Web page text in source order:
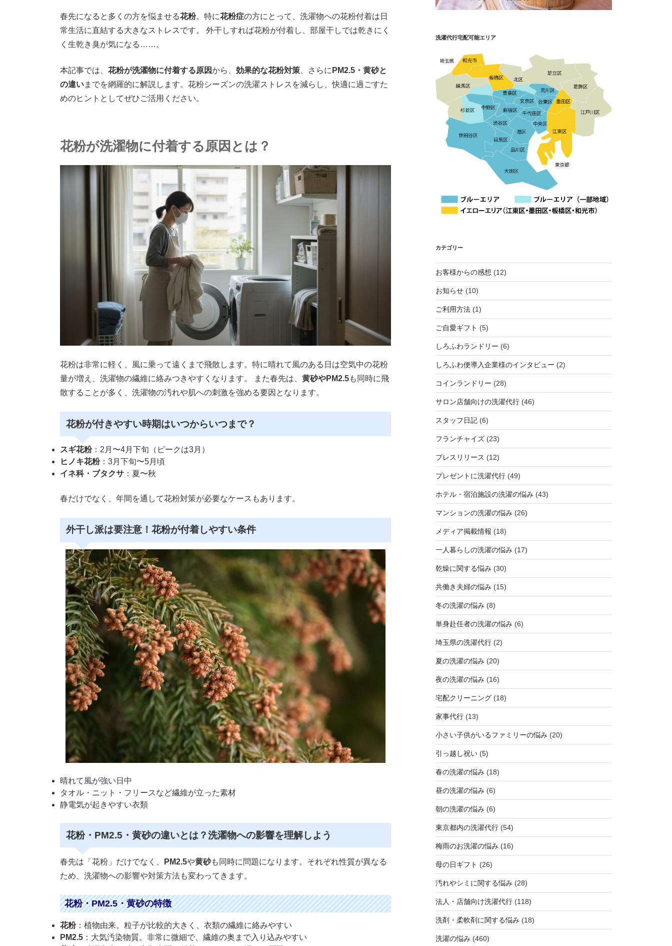
春先になると多くの方を悩ませる花粉。特に花粉症の方にとって、洗濯物への花粉付着は日
常生活に直結する大きなストレスです。 外干しすれば花粉が付着し、部屋干しでは乾きにく
く生乾き臭が気になる……。
本記事では、 花粉が洗濯物に付着する原因から、 効果的な花粉対策、さらに PM2.5・黄砂と
の違いまでを網羅的に解説します。花粉シーズンの洗濯ストレスを減らし、快適に過ごすた
めのヒントとしてぜひご活用ください。
花粉が洗濯物に付着する原因とは？
花粉は非常に軽く、風に乗って遠くまで飛散します。特に晴れて風のある日は空気中の花粉
量が増え、洗濯物の繊維に絡みつきやすくなります。 また春先は、 黄砂やPM2.5も同時に飛
散することが多く、洗濯物の汚れや肌への刺激を強める要因となります。
花粉が付きやすい時期はいつからいつまで？
スギ花粉：2月〜4月下旬（ピークは3月）
ヒノキ花粉：3月下旬〜5月頃
イネ科・ブタクサ ：夏〜秋
春だけでなく、年間を通して花粉対策が必要なケースもあります。
外干し派は要注意！花粉が付着しやすい条件
晴れて風が強い日中
タオル・ニット・フリースなど繊維が立った素材
静電気が起きやすい衣類
花粉・PM2.5・黄砂の違いとは？洗濯物への影響を理解しよう
春先は「花粉」だけでなく、 PM2.5や黄砂も同時に問題になります。それぞれ性質が異なる
ため、洗濯物への影響や対策方法も変わってきます。
花粉・PM2.5・黄砂の特徴
花粉：植物由来。粒子が比較的大きく、衣類の繊維に絡みやすい
PM2.5 ：大気汚染物質。非常に微細で、繊維の奥まで入り込みやすい
洗濯代行宅配可能エリア
カテゴリー
お客様からの感想 (12)
お知らせ(10)
ご利用方法(1)
ご自愛ギフト (5)
しろふわランドリー (6)
しろふわ便導入企業様のインタビュー (2)
コインランドリー (28)
サロン店舗向けの洗濯代行(46)
スタッフ日記(6)
フランチャイズ(23)
プレスリリース (12)
プレゼントに洗濯代行(49)
ホテル・宿泊施設の洗濯の悩み (43)
マンションの洗濯の悩み (26)
メディア掲載情報 (18)
一人暮らしの洗濯の悩み (17)
乾燥に関する悩み (30)
共働き夫婦の悩み (15)
冬の洗濯の悩み (8)
単身赴任者の洗濯の悩み (6)
埼玉県の洗濯代行(2)
夏の洗濯の悩み (20)
夜の洗濯の悩み (16)
宅配クリーニング(18)
家事代行(13)
小さい子供がいるファミリーの悩み (20)
引っ越し祝い(5)
春の洗濯の悩み (18)
昼の洗濯の悩み (6)
朝の洗濯の悩み (6)
東京都内の洗濯代行(54)
梅雨のお洗濯の悩み (16)
母の日ギフト (26)
汚れやシミに関する悩み (28)
法人・店舗向け洗濯代行(118)
洗剤・柔軟剤に関する悩み (18)
洗濯の悩み (460)